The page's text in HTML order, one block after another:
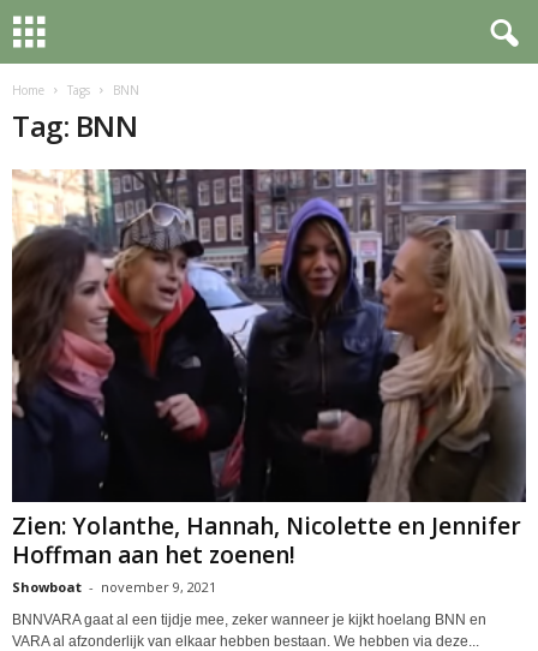
Home Tags BNN
Tag: BNN
Zien: Yolanthe, Hannah, Nicolette en Jennifer
Hoffman aan het zoenen!
Showboat - november 9, 2021
BNNVARA gaat al een tijdje mee, zeker wanneer je kijkt hoelang BNN en
VARA al afzonderlijk van elkaar hebben bestaan. We hebben via deze...